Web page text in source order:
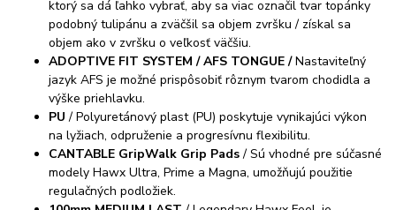
ktorý sa dá ľahko vybrať, aby sa viac označil tvar topánky
podobný tulipánu a zväčšil sa objem zvršku / získal sa
objem ako v zvršku o veľkosť väčšiu.
ADOPTIVE FIT SYSTEM / AFS TONGUE /Nastaviteľný
jazyk AFS je možné prispôsobiť rôznym tvarom chodidla a
výške priehlavku.
PU / Polyuretánový plast (PU) poskytuje vynikajúci výkon
na lyžiach, odpruženie a progresívnu flexibilitu.
CANTABLE GripWalk Grip Pads/ Sú vhodné pre súčasné
modely Hawx Ultra, Prime a Magna, umožňujú použitie
regulačných podložiek.